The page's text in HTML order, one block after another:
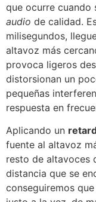
que ocurre cuando
audio de calidad.
milisegundos,
altavoz más
provoca ligeros
distorsionan un
pequeñas
respuesta en
Aplicando un
fuente al altavoz
resto de altavoces
distancia que se
conseguiremos